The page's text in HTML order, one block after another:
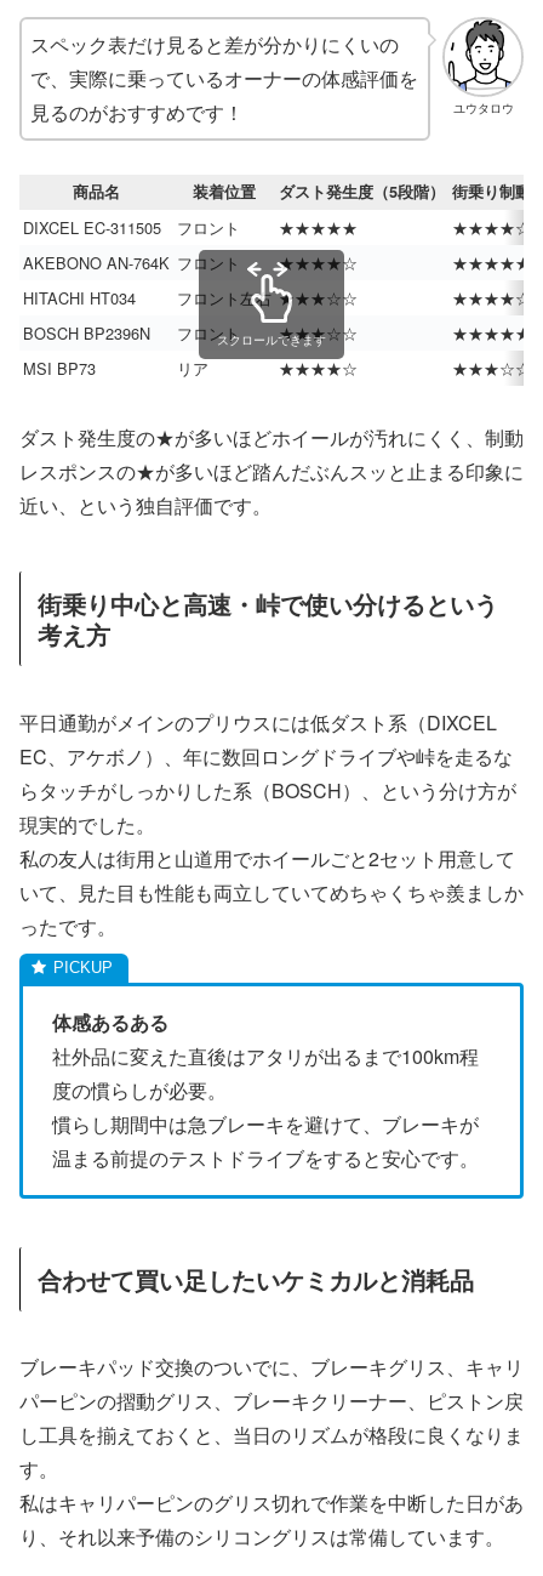
ユウタロウ
スペック表だけ見ると差が分かりにくいの
で、実際に乗っているオーナーの体感評価を
見るのがおすすめです！
商品名 装着位置 ダスト発生度（5段階） 街乗り制動
DIXCEL EC-311505 フロント ★★★★★
★★★★☆
AKEBONO AN-764K フロント ★★★★☆
★★★★★
HITACHI HT034
フロント左右 ★★★☆☆
★★★★☆
BOSCH BP2396N
フロント ★★★☆☆
★★★★★
MSI BP73
リア ★★★★☆ ★★★☆☆
スクロールできます
ダスト発生度の★が多いほどホイールが汚れにくく、制動
レスポンスの★が多いほど踏んだぶんスッと止まる印象に
近い、という独自評価です。
街乗り中心と高速・峠で使い分けるという
考え方
平日通勤がメインのプリウスには低ダスト系（DIXCEL
EC、アケボノ）、年に数回ロングドライブや峠を走るな
らタッチがしっかりした系（BOSCH）、という分け方が
現実的でした。
私の友人は街用と山道用でホイールごと2セット用意して
いて、見た目も性能も両立していてめちゃくちゃ羨ましか
ったです。
体感あるある
社外品に変えた直後はアタリが出るまで100km程
度の慣らしが必要。
慣らし期間中は急ブレーキを避けて、ブレーキが
温まる前提のテストドライブをすると安心です。
合わせて買い足したいケミカルと消耗品
ブレーキパッド交換のついでに、ブレーキグリス、キャリ
パーピンの摺動グリス、ブレーキクリーナー、ピストン戻
し工具を揃えておくと、当日のリズムが格段に良くなりま
す。
私はキャリパーピンのグリス切れで作業を中断した日があ
り、それ以来予備のシリコングリスは常備しています。